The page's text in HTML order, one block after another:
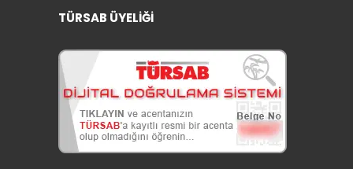
TÜRSAB ÜYELİĞİ